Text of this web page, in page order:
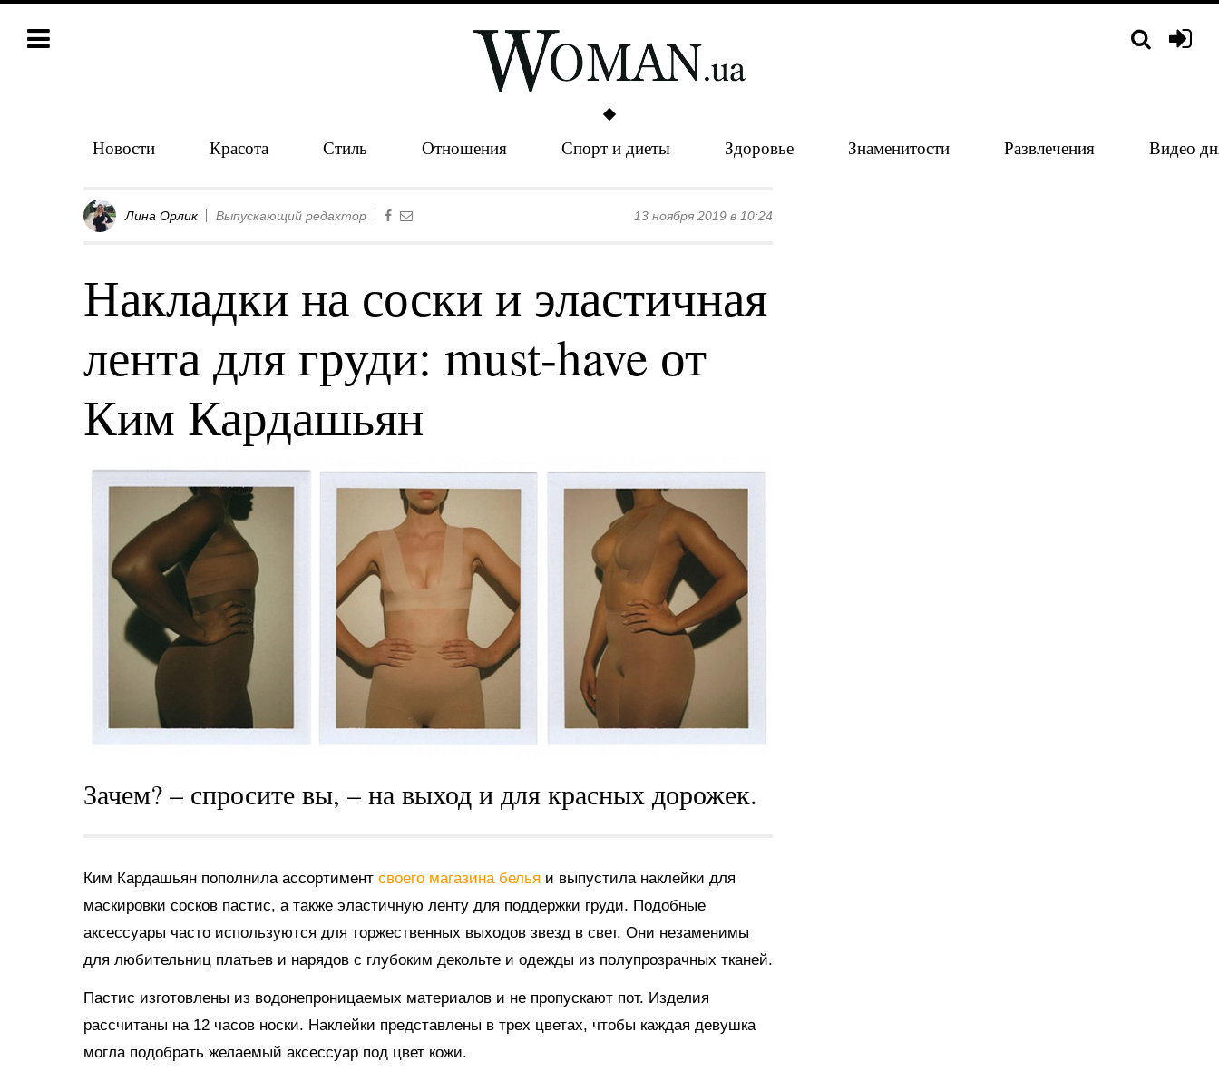
Новости Красота Стиль Отношения Спорт и диеты Здоровье Знаменитости Развлечения Видео
Лина Орлик Выпускающий редактор 13 ноября 2019 в 10:24
Накладки на соски и эластичная
лента для груди: must-have от
Ким Кардашьян
Зачем? – спросите вы, – на выход и для красных дорожек.
Ким Кардашьян пополнила ассортимент своего магазина белья и выпустила наклейки для
маскировки сосков пастис, а также эластичную ленту для поддержки груди. Подобные
аксессуары часто используются для торжественных выходов звезд в свет. Они незаменимы
для любительниц платьев и нарядов с глубоким декольте и одежды из полупрозрачных тканей.
Пастис изготовлены из водонепроницаемых материалов и не пропускают пот. Изделия
рассчитаны на 12 часов носки. Наклейки представлены в трех цветах, чтобы каждая девушка
могла подобрать желаемый аксессуар под цвет кожи.